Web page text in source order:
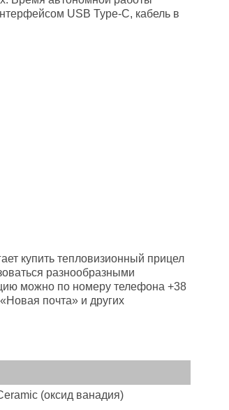
USB Type-C, кабель в
купить тепловизионный прицел
разнообразными
можно по номеру телефона +38
почта» и других
(оксид ванадия)